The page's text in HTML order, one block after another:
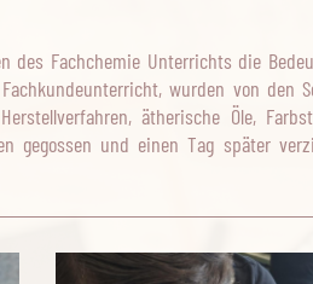
des Fachchemie Unterrichts die
wurden von den
ätherische Öle,
gegossen und einen Tag später